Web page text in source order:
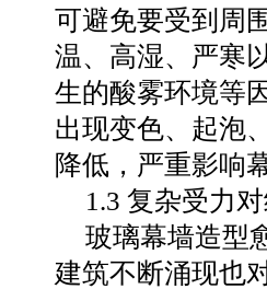
可避免要受到周
温、高湿、严寒
生的酸雾环境等
出现变色、起泡
降低，严重影响
1.3 复杂受力
玻璃幕墙造型
建筑不断涌现也